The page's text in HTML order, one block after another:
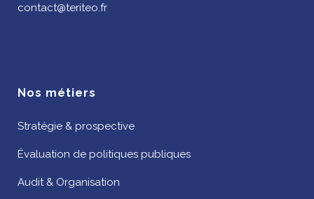
contact@teriteo.fr
Nos métiers
Stratégie & prospective
Évaluation de politiques publiques
Audit & Organisation